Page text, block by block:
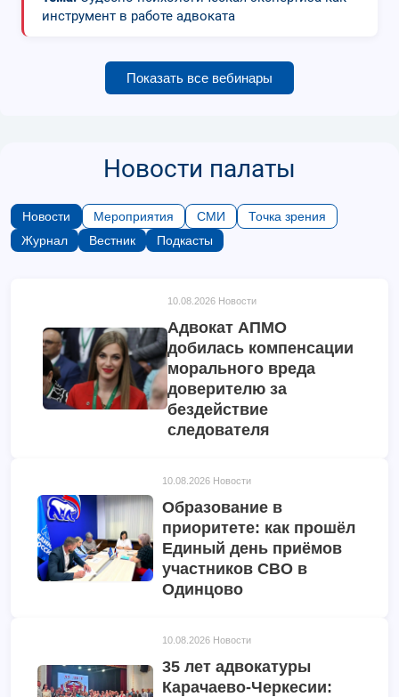
инструмент в работе адвоката
Показать все вебинары
Новости палаты
Новости Мероприятия СМИ
Точка зрения
Журнал
Вестник Подкасты
10.08.2026 Новости
Адвокат АПМО
добилась компенсации
морального вреда
доверителю за
бездействие
следователя
10.08.2026 Новости
Образование в
приоритете: как прошёл
Единый день приёмов
участников СВО в
Одинцово
10.08.2026 Новости
35 лет адвокатуры
Карачаево-Черкесии: